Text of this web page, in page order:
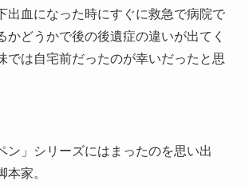
出血になった時にすぐに救急で病院で
かどうかで後の後遺症の違いが出てく
では自宅前だったのが幸いだったと思
ン」シリーズにはまったのを思い出
本家。